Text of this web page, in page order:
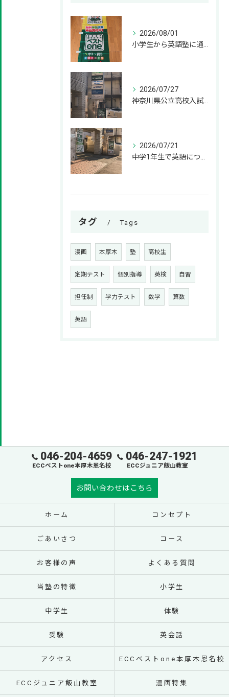
2026/08/01
2026/07/27
神奈川県公立高校入試の過去問はいつから解き始めるべきか？
2026/07/21
タグ Tags
漫画 本厚木 塾 高校生
定期テスト 個別指導 英検 自習
担任制 学力テスト 数学 算数
英語
046-204-4659
ECCベストone本厚木恩名校
046-247-1921
ECCジュニア飯山教室
お問い合わせはこちら
ホーム コンセプト
ごあいさつ コース
お客様の声 よくある質問
当塾の特徴 小学生
中学生 体験
受験 英会話
アクセス ECCベストone本厚木恩名校
ECCジュニア飯山教室 漫画特集